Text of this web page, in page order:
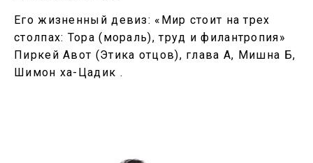
Его жизненный девиз: «Мир стоит на трех
столпах: Тора (мораль), труд и филантропия»
Пиркей Авот (Этика отцов), глава А, Мишна Б,
Шимон ха-Цадик .